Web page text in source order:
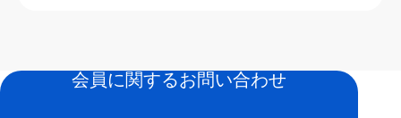
会員に関するお問い合わせ